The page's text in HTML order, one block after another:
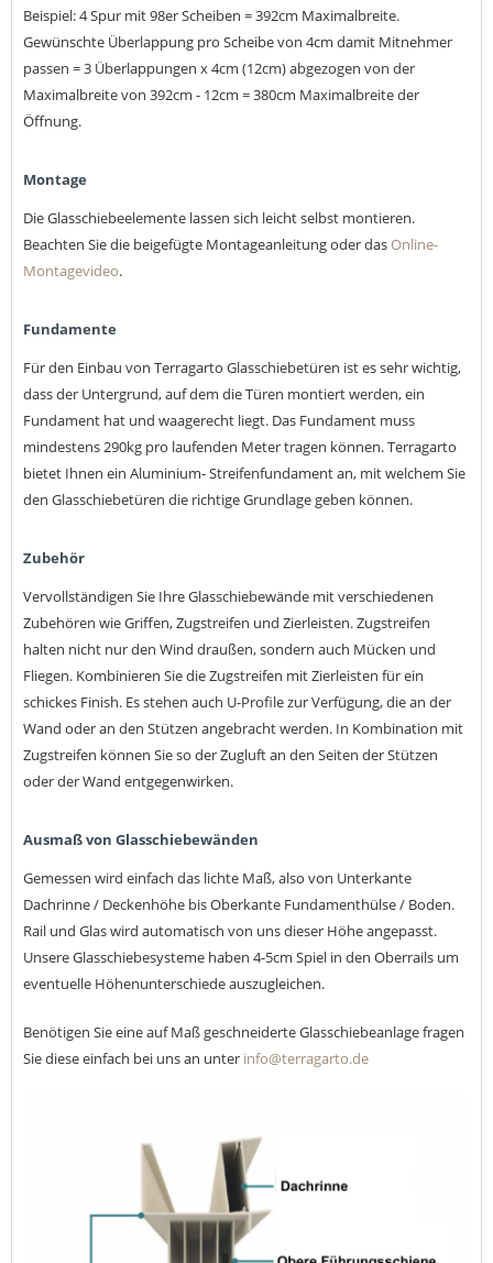
Beispiel: 4 Spur mit 98er Scheiben = 392cm Maximalbreite.
Gewünschte Überlappung pro Scheibe von 4cm damit Mitnehmer
passen = 3 Überlappungen x 4cm (12cm) abgezogen von der
Maximalbreite von 392cm - 12cm = 380cm Maximalbreite der
Öffnung.
Montage
Die Glasschiebeelemente lassen sich leicht selbst montieren.
Beachten Sie die beigefügte Montageanleitung oder dasOnline-
Montagevideo.
Fundamente
Für den Einbau von Terragarto Glasschiebetüren ist es sehr wichtig,
dass der Untergrund, auf dem die Türen montiert werden, ein
Fundament hat und waagerecht liegt. Das Fundament muss
mindestens 290kg pro laufenden Meter tragen können. Terragarto
bietet Ihnen ein Aluminium- Streifenfundament an, mit welchem Sie
den Glasschiebetüren die richtige Grundlage geben können.
Zubehör
Vervollständigen Sie Ihre Glasschiebewände mit verschiedenen
Zubehören wie Griffen, Zugstreifen und Zierleisten. Zugstreifen
halten nicht nur den Wind draußen, sondern auch Mücken und
Fliegen. Kombinieren Sie die Zugstreifen mit Zierleisten für ein
schickes Finish. Es stehen auch U-Profile zur Verfügung, die an der
Wand oder an den Stützen angebracht werden. In Kombination mit
Zugstreifen können Sie so der Zugluft an den Seiten der Stützen
oder der Wand entgegenwirken.
Ausmaß von Glasschiebewänden
Gemessen wird einfach das lichte Maß, also von Unterkante
Dachrinne / Deckenhöhe bis Oberkante Fundamenthülse / Boden.
Rail und Glas wird automatisch von uns dieser Höhe angepasst.
Unsere Glasschiebesysteme haben 4-5cm Spiel in den Oberrails um
eventuelle Höhenunterschiede auszugleichen.
Benötigen Sie eine auf Maß geschneiderte Glasschiebeanlage fragen
Sie diese einfach bei uns an unter info@terragarto.de